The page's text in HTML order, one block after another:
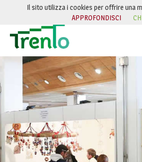
Salta al contenuto
Il sito utilizza i cookies per offrire una
APPROFONDISCI